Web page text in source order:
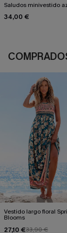
Saludos minivestido
34,00 €
Vestido largo floral
Blooms
27,10 €33,90 €